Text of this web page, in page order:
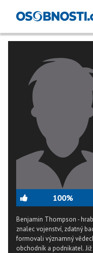
100%
Benjamin Thompson -
znalec vojenství, zdatný
formovali významný
obchodník a podnikatel.